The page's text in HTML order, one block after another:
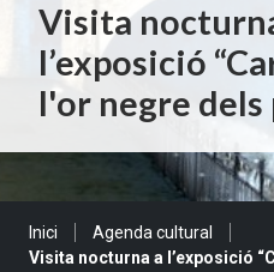
Visita
l’exposició
l'or negre dels
Sou a:
Inici
Agenda cultural
Visita nocturna a l’exposició